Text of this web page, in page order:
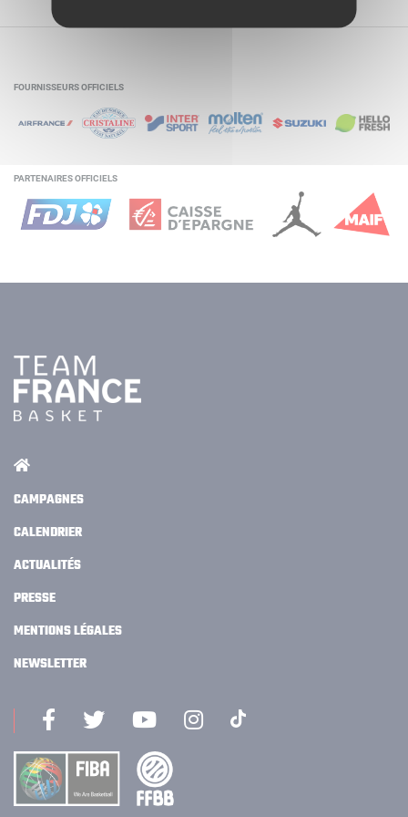
FOURNISSEURS OFFICIELS
PARTENAIRES OFFICIELS
CAMPAGNES
CALENDRIER
ACTUALITÉS
PRESSE
MENTIONS LÉGALES
NEWSLETTER